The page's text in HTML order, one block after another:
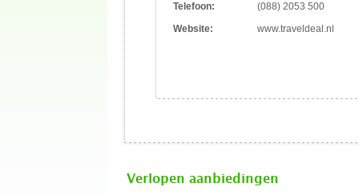
Telefoon:
(088) 2053 500
Website:
www.traveldeal.nl
Verlopen aanbiedingen